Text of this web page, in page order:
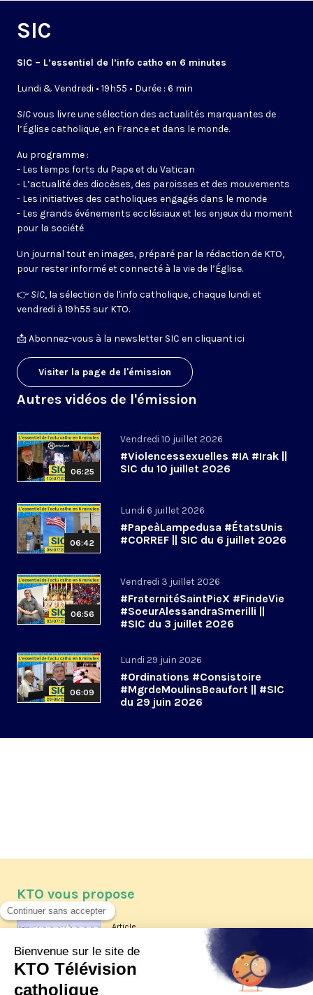
SIC
SIC – L’essentiel de l’info catho en 6 minutes
Lundi & Vendredi • 19h55 • Durée : 6 min
SICvous livre une sélection des actualités marquantes de
l’Église catholique, en France et dans le monde.
Au programme :
- Les temps forts du Pape et du Vatican
- L’actualité des diocèses, des paroisses et des mouvements
- Les initiatives des catholiques engagés dans le monde
- Les grands événements ecclésiaux et les enjeux du moment
pour la société
Un journal tout en images, préparé par la rédaction de KTO,
pour rester informé et connecté à la vie de l’Église.
👉 SIC, la sélection de l'info catholique, chaque lundi et
vendredi à 19h55 sur KTO.
📩Abonnez-vous à la newsletter SIC en cliquant ici
Visiter la page de l'émission
Autres vidéos de l'émission
06:25
Vendredi 10 juillet 2026
#Violencessexuelles #IA #Irak ||
SIC du 10 juillet 2026
06:42
Lundi 6 juillet 2026
#PapeàLampedusa #ÉtatsUnis
#CORREF || SIC du 6 juillet 2026
06:56
Vendredi 3 juillet 2026
#FraternitéSaintPieX #FindeVie
#SoeurAlessandraSmerilli ||
#SIC du 3 juillet 2026
06:09
Lundi 29 juin 2026
#Ordinations #Consistoire
#MgrdeMoulinsBeaufort || #SIC
du 29 juin 2026
KTO vous propose
Article
Les reportages d'été 2026 de KTO